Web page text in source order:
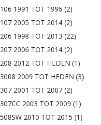
106 1991 TOT 1996 (2)
107 2005 TOT 2014 (2)
206 1998 TOT 2013 (22)
207 2006 TOT 2014 (2)
208 2012 TOT HEDEN (1)
3008 2009 TOT HEDEN (3)
307 2001 TOT 2007 (2)
307CC 2003 TOT 2009 (1)
508SW 2010 TOT 2015 (1)